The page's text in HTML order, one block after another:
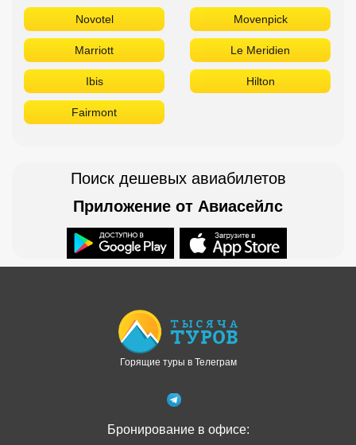
Novotel Movenpick
Marriott Le Meridien
Ibis Hilton
Fairmont
Поиск дешевых авиабилетов
Приложение от Авиасейлс
Горящие туры в Телеграм
Бронирование в офисе: